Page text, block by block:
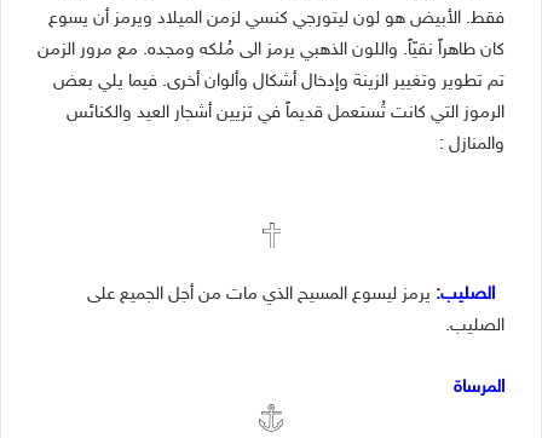
فقط. الأبيض هو لون ليتورجي كنسي لزمن الميلاد ويرمز أن يسوع
كان طاهراً نقيّاً. واللون الذهبي يرمز الى مُلكه ومجده. مع مرور الزمن
تم تطوير وتغيير الزينة وإدخال أشكال وألوان أخرى. فيما يلي بعض
الرموز التي كانت تُستعمل قديماً في تزيين أشجار العيد والكنائس
والمنازل :
الصليب: يرمز ليسوع المسيح الذي مات من أجل الجميع على
الصليب.
المرساة